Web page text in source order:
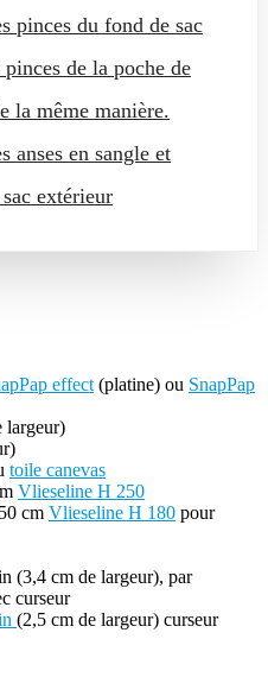
pinces du fond de sac
pinces de la poche de
la même manière.
anses en sangle et
extérieur
effect (platine) ou SnapPap
largeur)
toile canevas
Vlieseline H 250
cm Vlieseline H 180 pour
(3,4 cm de largeur), par
curseur
(2,5 cm de largeur) curseur